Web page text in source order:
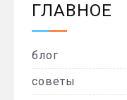
ГЛАВНОЕ
блог
советы